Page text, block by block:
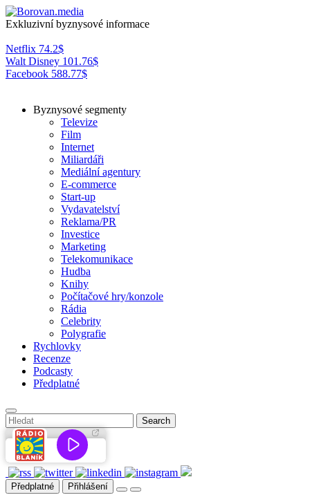
Exkluzivní byznysové informace
Netflix 74.2$
Walt Disney 101.76$
Facebook 588.77$
Byznysové segmenty
Televize
Film
Internet
Miliardáři
Mediální agentury
E-commerce
Start-up
Vydavatelství
Reklama/PR
Investice
Marketing
Telekomunikace
Hudba
Knihy
Počítačové hry/konzole
Rádia
Celebrity
Polygrafie
Rychlovky
Recenze
Podcasty
Předplatné
Předplatné Přihlášení